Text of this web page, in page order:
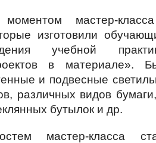
мастер-
изготовили
учебной
в материале».
и подвесные
различных видов
бутылок и др.
мастер-класса